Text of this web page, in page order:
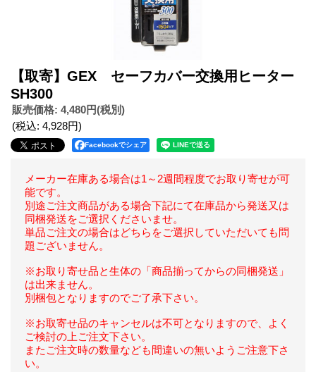
【取寄】GEX セーフカバー交換用ヒーター
SH300
販売価格: 4,480円(税別)
(税込: 4,928円)
Facebookでシェア
メーカー在庫ある場合は1～2週間程度でお取り寄せが可
能です。
別途ご注文商品がある場合下記にて在庫品から発送又は
同梱発送をご選択くださいませ。
単品ご注文の場合はどちらをご選択していただいても問
題ございません。
※お取り寄せ品と生体の「商品揃ってからの同梱発送」
は出来ません。
別梱包となりますのでご了承下さい。
※お取寄せ品のキャンセルは不可となりますので、よく
ご検討の上ご注文下さい。
またご注文時の数量なども間違いの無いようご注意下さ
い。